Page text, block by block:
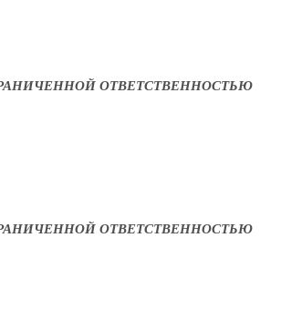
ОТВЕТСТВЕННОСТЬЮ
ОТВЕТСТВЕННОСТЬЮ